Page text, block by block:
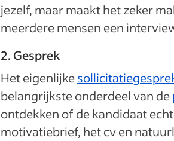
jezelf, maar maakt het zeker
meerdere mensen een
2. Gesprek
Het eigenlijke
belangrijkste onderdeel van de
ontdekken of de kandidaat
motivatiebrief, het cv en